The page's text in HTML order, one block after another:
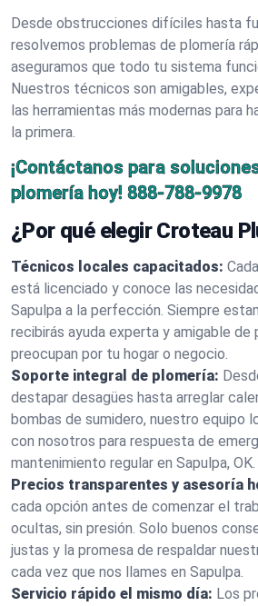
Desde obstrucciones difíciles hasta
resolvemos problemas de plomería
aseguramos que todo tu sistema
Nuestros técnicos son amigables,
las herramientas más modernas para
la primera.
¡Contáctanos para
plomería hoy! 888-788-9978
¿Por qué elegir Croteau
Técnicos locales capacitados:
está licenciado y conoce las
Sapulpa a la perfección. Siempre
recibirás ayuda experta y amigable de
preocupan por tu hogar o negocio.
Soporte integral de plomería:
destapar desagües hasta arreglar
bombas de sumidero, nuestro equipo
con nosotros para respuesta de
mantenimiento regular en Sapulpa, OK.
Precios transparentes y asesoría
cada opción antes de comenzar el
ocultas, sin presión. Solo buenos
justas y la promesa de respaldar
cada vez que nos llames en Sapulpa.
Servicio rápido el mismo día: Los